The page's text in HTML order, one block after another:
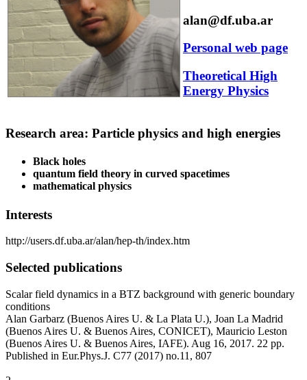
alan@df.uba.ar
Personal web page
Theoretical High
Energy Physics
Research area: Particle physics and high energies
Black holes
quantum field theory in curved spacetimes
mathematical physics
Interests
http://users.df.uba.ar/alan/hep-th/index.htm
Selected publications
Scalar field dynamics in a BTZ background with generic boundary
conditions
Alan Garbarz (Buenos Aires U. & La Plata U.), Joan La Madrid
(Buenos Aires U. & Buenos Aires, CONICET), Mauricio Leston
(Buenos Aires U. & Buenos Aires, IAFE). Aug 16, 2017. 22 pp.
Published in Eur.Phys.J. C77 (2017) no.11, 807